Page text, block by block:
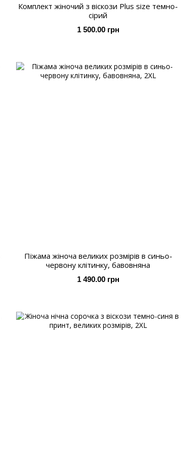
Комплект жіночий з віскози Plus size темно-
сірий
1 500.00 грн
Піжама жіноча великих розмірів в синьо-
червону клітинку, бавовняна
1 490.00 грн